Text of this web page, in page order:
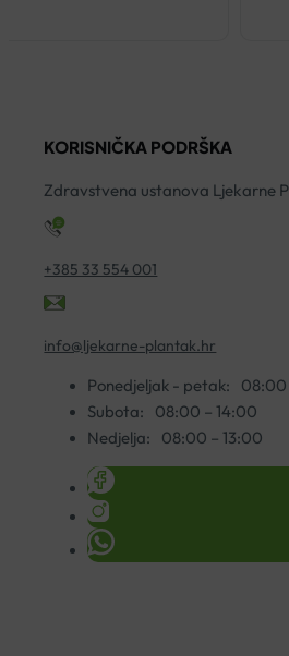
KORISNIČKA PODRŠKA
Zdravstvena ustanova Ljekarne
+385 33 554 001
info@ljekarne-plantak.hr
Ponedjeljak - petak:
Subota:
08:00 – 14:00
Nedjelja:
08:00 – 13:00